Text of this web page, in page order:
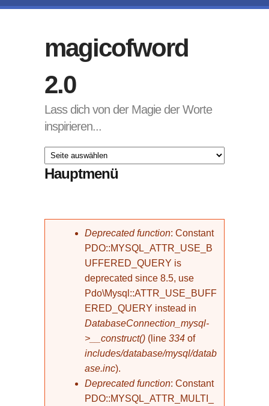
magicofword
2.0
Lass dich von der Magie der Worte
inspirieren...
Hauptmenü
Fehlermeldung
Deprecated function: Constant
PDO::MYSQL_ATTR_USE_B
UFFERED_QUERY is
deprecated since 8.5, use
Pdo\Mysql::ATTR_USE_BUFF
ERED_QUERY instead in
DatabaseConnection_mysql-
>__construct() (line 334 of
includes/database/mysql/datab
ase.inc).
Deprecated function: Constant
PDO::MYSQL_ATTR_MULTI_